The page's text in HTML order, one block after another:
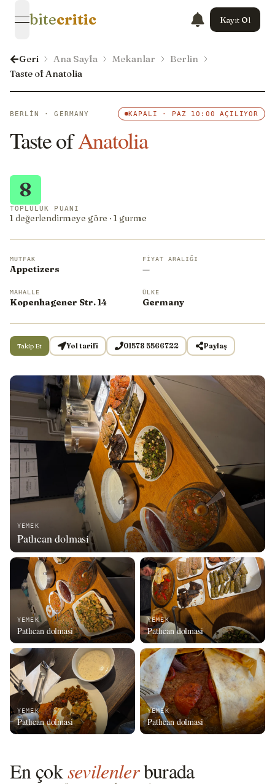
open navigation menu
bitecritic Kayıt Ol
Geri Ana Sayfa Mekanlar
Berlin
Taste of Anatolia
YEMEK
Patlıcan dolmasi
YEMEK
Patlıcan dolmasi
YEMEK
Patlıcan dolmasi
YEMEK
Patlıcan dolmasi
YEMEK
Patlıcan dolmasi
BERLIN · GERMANY KAPALI · PAZ 10:00 AÇILIYOR
Taste ofAnatolia
8
TOPLULUK PUANI
1 değerlendirmeye göre · 1 gurme
MUTFAK
Appetizers
FIYAT ARALIĞI
—
MAHALLE
Kopenhagener Str. 14
ÜLKE
Germany
Takip Et Yol tarifi 01578 5566722 Paylaş
En çoksevilenlerburada